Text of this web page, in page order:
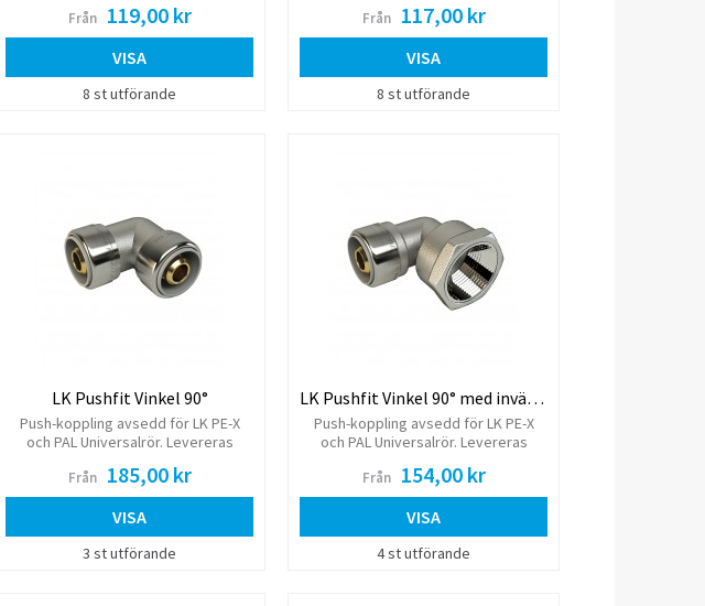
Från 119,00 kr
VISA
8 st utförande
Från 117,00 kr
VISA
8 st utförande
LK Pushfit Vinkel 90°
Push-koppling avsedd för LK PE-X
och PAL Universalrör. Levereras
Från 185,00 kr
VISA
3 st utförande
LK Pushfit Vinkel 90° med invändig gänga
Push-koppling avsedd för LK PE-X
och PAL Universalrör. Levereras
Från 154,00 kr
VISA
4 st utförande